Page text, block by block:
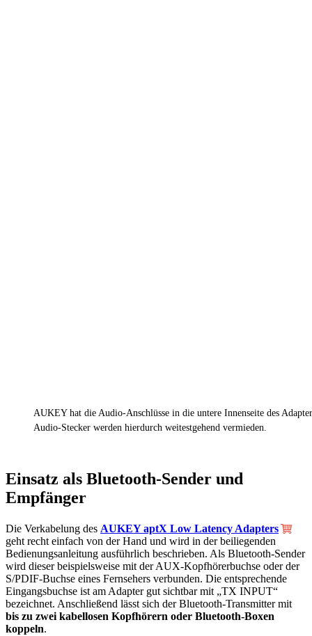
AUKEY hat die Audio-Anschlüsse in die untere Innenseite des
Audio-Stecker werden hierdurch weitestgehend vermieden.
Einsatz als Bluetooth-Sender und
Empfänger
Die Verkabelung des AUKEY aptX Low Latency Adapters
geht recht einfach von der Hand und wird in der beiliegenden
Bedienungsanleitung ausführlich beschrieben. Als Bluetooth-Sender
wird dieser beispielsweise mit der AUX-Kopfhörerbuchse oder der
S/PDIF-Buchse eines Fernsehers verbunden. Die entsprechende
Eingangsbuchse ist am Adapter gut sichtbar mit „TX INPUT“
bezeichnet. Anschließend lässt sich der Bluetooth-Transmitter mit
bis zu zwei kabellosen Kopfhörern oder Bluetooth-Boxen
koppeln.